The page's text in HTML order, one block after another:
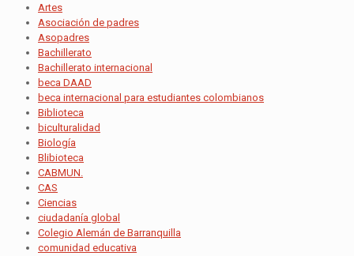
Artes
Asociación de padres
Asopadres
Bachillerato
Bachillerato internacional
beca DAAD
beca internacional para estudiantes colombianos
Biblioteca
biculturalidad
Biología
Blibioteca
CABMUN.
CAS
Ciencias
ciudadanía global
Colegio Alemán de Barranquilla
comunidad educativa